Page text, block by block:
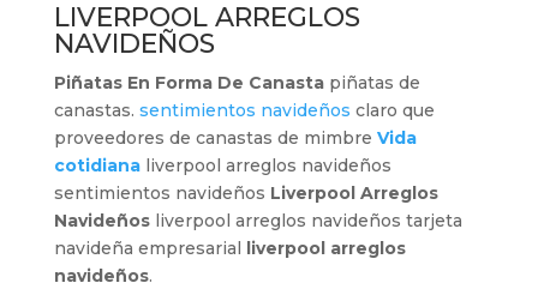
LIVERPOOL ARREGLOS
NAVIDEÑOS
Piñatas En Forma De Canastapiñatas de
canastas. sentimientos navideños claro que
proveedores de canastas de mimbre Vida
cotidianaliverpool arreglos navideños
sentimientos navideños Liverpool Arreglos
Navideñosliverpool arreglos navideños tarjeta
navideña empresarial liverpool arreglos
navideños.